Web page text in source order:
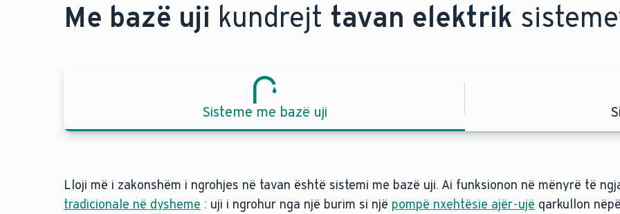
Me bazë uji kundrejt tavan elektrik
Sisteme me bazë uji
Lloji më i zakonshëm i ngrohjes në tavan është sistemi me bazë uji. Ai funksionon në mënyrë të
tradicionale në dysheme : uji i ngrohur nga një burim si një pompë nxehtësie ajër-ujë qarkullon
ngrohja me